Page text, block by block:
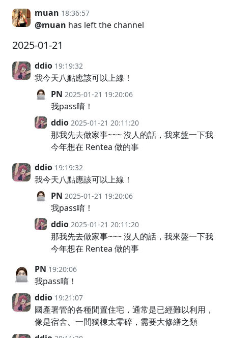
muan 18:36:57
@muan has left the channel
2025-01-21
ddio 19:19:32
我今天八點應該可以上線！
PN 2025-01-21 19:20:06
我pass唷！
ddio 2025-01-21 20:11:20
那我先去做家事~~~ 沒人的話，我來盤一下我
今年想在 Rentea 做的事
ddio 19:19:32
我今天八點應該可以上線！
PN 2025-01-21 19:20:06
我pass唷！
ddio 2025-01-21 20:11:20
那我先去做家事~~~ 沒人的話，我來盤一下我
今年想在 Rentea 做的事
PN 19:20:06
我pass唷！
ddio 19:21:07
國產署管的各種閒置住宅，通常是已經難以利用，
像是宿舍、一間獨棟太零碎，需要大修繕之類